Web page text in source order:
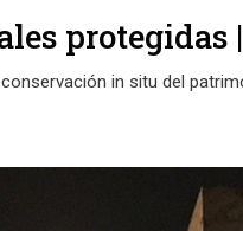
in situ del